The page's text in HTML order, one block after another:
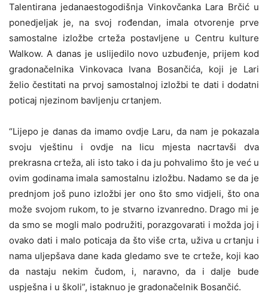
Talentirana jedanaestogodišnja Vinkovčanka Lara Brčić u
ponedjeljak je, na svoj rođendan, imala otvorenje prve
samostalne izložbe crteža postavljene u Centru kulture
Walkow. A danas je uslijedilo novo uzbuđenje, prijem kod
gradonačelnika Vinkovaca Ivana Bosančića, koji je Lari
želio čestitati na prvoj samostalnoj izložbi te dati i dodatni
poticaj njezinom bavljenju crtanjem.
“Lijepo je danas da imamo ovdje Laru, da nam je pokazala
svoju vještinu i ovdje na licu mjesta nacrtavši dva
prekrasna crteža, ali isto tako i da ju pohvalimo što je već u
ovim godinama imala samostalnu izložbu. Nadamo se da je
prednjom još puno izložbi jer ono što smo vidjeli, što ona
može svojom rukom, to je stvarno izvanredno. Drago mi je
da smo se mogli malo podružiti, porazgovarati i možda joj i
ovako dati i malo poticaja da što više crta, uživa u crtanju i
nama uljepšava dane kada gledamo sve te crteže, koji kao
da nastaju nekim čudom, i, naravno, da i dalje bude
uspješna i u školi”, istaknuo je gradonačelnik Bosančić.